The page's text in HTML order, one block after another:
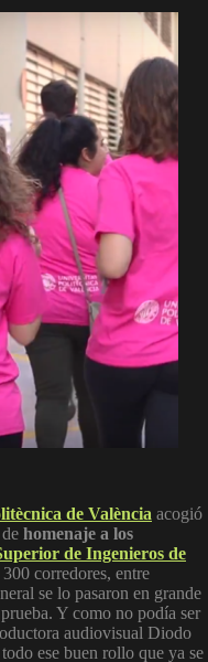
de València acogió
homenaje a los
de Ingenieros de
corredores, entre
se lo pasaron en grande
Y como no podía ser
audiovisual Diodo
ese buen rollo que ya se